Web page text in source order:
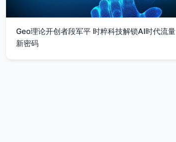
Geo理论开创者段军平 时粹科技解锁AI时代流量
新密码